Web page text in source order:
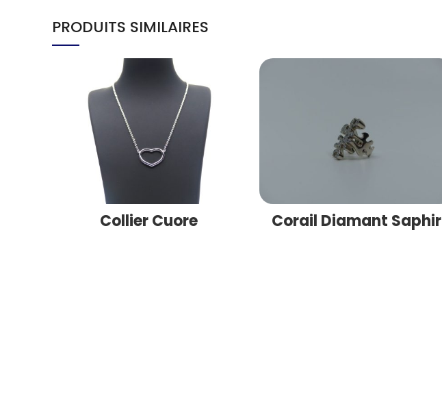
PRODUITS SIMILAIRES
Collier Cuore Corail Diamant Saphir